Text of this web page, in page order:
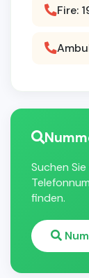
Fire:
Suchen
finden.